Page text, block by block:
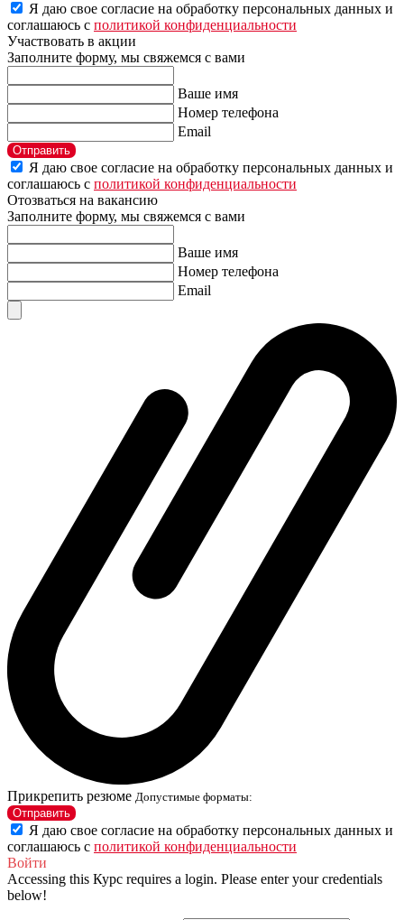
Я даю свое согласие на обработку персональных данных и
соглашаюсь с политикой конфиденциальности
Участвовать в акции
Заполните форму, мы свяжемся с вами
Ваше имя
Номер телефона
Email
Отправить
Я даю свое согласие на обработку персональных данных и
соглашаюсь с политикой конфиденциальности
Отозваться на вакансию
Заполните форму, мы свяжемся с вами
Ваше имя
Номер телефона
Email
Прикрепить резюме Допустимые форматы:
Отправить
Я даю свое согласие на обработку персональных данных и
соглашаюсь с политикой конфиденциальности
Войти
Accessing this Курс requires a login. Please enter your credentials
below!